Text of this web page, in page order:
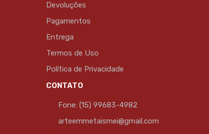
Devoluções
Pagamentos
Entrega
Termos de Uso
Política de Privacidade
CONTATO
Fone: (15) 99683-4982
arteemmetaismei@gmail.com